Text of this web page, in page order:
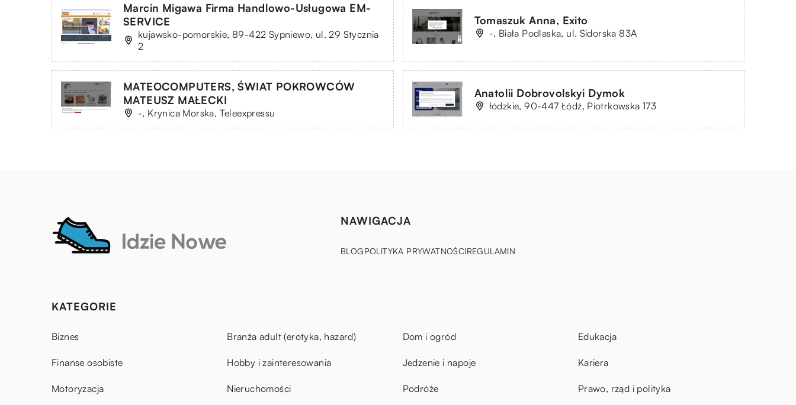
Marcin Migawa Firma Handlowo-Usługowa EM-
SERVICE
kujawsko-pomorskie, 89-422 Sypniewo, ul. 29 Stycznia
2
Tomaszuk Anna, Exito
-, Biała Podlaska, ul. Sidorska 83A
MATEOCOMPUTERS, ŚWIAT POKROWCÓW
MATEUSZ MAŁECKI
-, Krynica Morska, Teleexpressu
Anatolii Dobrovolskyi Dymok
łódzkie, 90-447 Łódź, Piotrkowska 173
NAWIGACJA
BLOGPOLITYKA PRYWATNOŚCIREGULAMIN
KATEGORIE
Biznes Branża adult (erotyka, hazard) Dom i ogród Edukacja
Finanse osobiste Hobby i zainteresowania Jedzenie i napoje Kariera
Motoryzacja Nieruchomości Podróże Prawo, rząd i polityka